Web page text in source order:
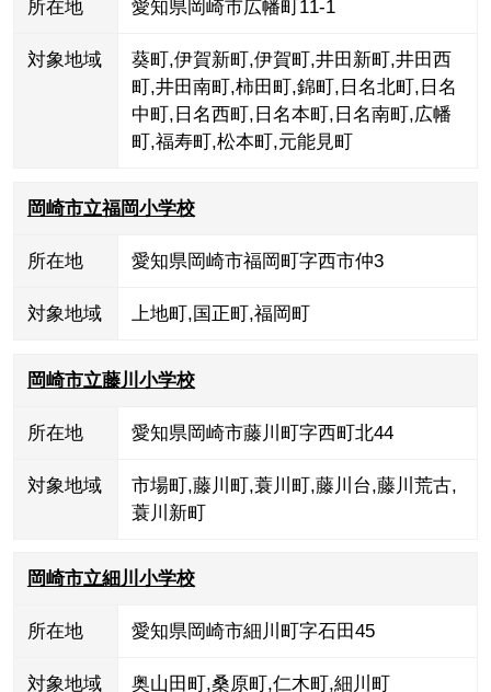
所在地 愛知県岡崎市広幡町11-1
対象地域 葵町,伊賀新町,伊賀町,井田新町,井田西
町,井田南町,柿田町,錦町, 日名北町, 日名
中町, 日名西町, 日名本町, 日名南町,広幡
町,福寿町,松本町,元能見町
岡崎市立福岡小学校
所在地 愛知県岡崎市福岡町字西市仲3
対象地域 上地町,国正町,福岡町
岡崎市立藤川小学校
所在地 愛知県岡崎市藤川町字西町北44
対象地域 市場町,藤川町,蓑川町,藤川台,藤川荒古,
蓑川新町
岡崎市立細川小学校
所在地 愛知県岡崎市細川町字石田45
対象地域 奥山田町 ,桑原町 ,仁木町 ,細川町